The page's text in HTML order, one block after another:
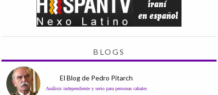
BLOGS
El Blog de Pedro Pitarch
Análisis independiente y serio para personas cabales